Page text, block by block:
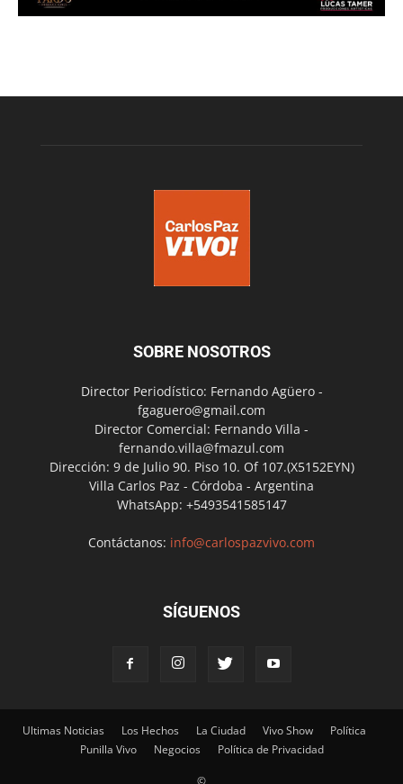
SOBRE NOSOTROS
Director Periodístico: Fernando Agüero -
fgaguero@gmail.com
Director Comercial: Fernando Villa -
fernando.villa@fmazul.com
Dirección: 9 de Julio 90. Piso 10. Of 107.(X5152EYN)
Villa Carlos Paz - Córdoba - Argentina
WhatsApp: +5493541585147
Contáctanos: info@carlospazvivo.com
SÍGUENOS
Ultimas Noticias Los Hechos La Ciudad Vivo Show
Política
Punilla Vivo
Negocios Política de Privacidad
©